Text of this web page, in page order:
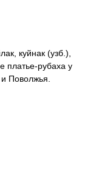
куйнак (узб.),
платье-рубаха у
Поволжья.